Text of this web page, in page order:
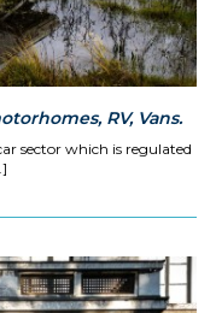
RV, Vans.
sector which is regulated